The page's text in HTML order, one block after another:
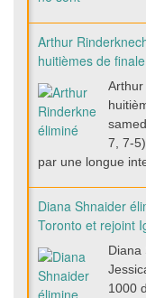
Arthur
huitièmes de
Arthur
7, 7-
par une longue
Diana Shnaider
Toronto et rejoint
Diana
1000